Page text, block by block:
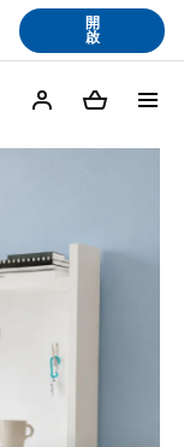
開
啟